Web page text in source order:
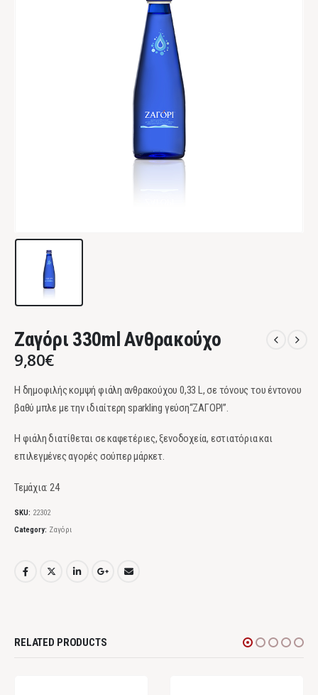
Ζαγόρι 330ml Ανθρακούχο
9,80€
Η δημοφιλής κομψή φιάλη ανθρακούχου 0,33 L, σε τόνους του έντονου
βαθύ μπλε με την ιδιαίτερη sparkling γεύση“ΖΑΓΟΡΙ”.
Η φιάλη διατίθεται σε καφετέριες, ξενοδοχεία, εστιατόρια και
επιλεγμένες αγορές σούπερ μάρκετ.
Τεμάχια: 24
SKU: 22302
Category: Ζαγόρι
RELATED PRODUCTS